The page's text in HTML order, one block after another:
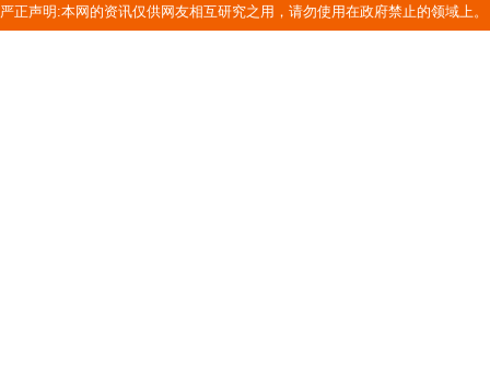
严正声明:本网的资讯仅供网友相互研究之用，请勿使用在政府禁止的领域上。